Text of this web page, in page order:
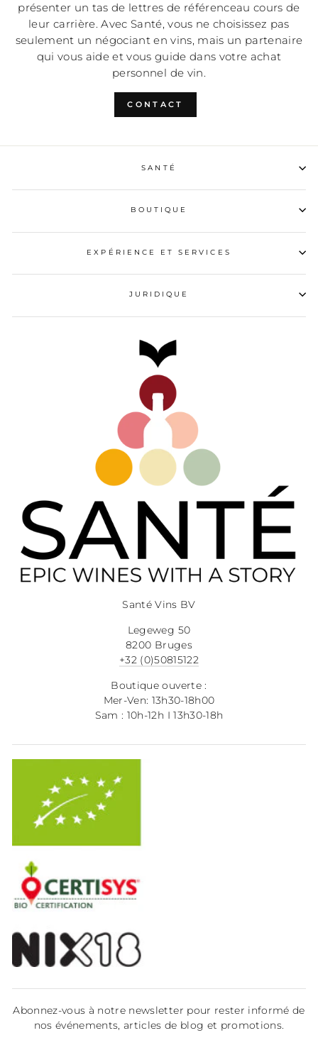
présenter un tas de lettres de référenceau cours de
leur carrière. Avec Santé, vous ne choisissez pas
seulement un négociant en vins, mais un partenaire
qui vous aide et vous guide dans votre achat
personnel de vin.
CONTACT
SANTÉ
BOUTIQUE
EXPÉRIENCE ET SERVICES
JURIDIQUE
Santé Vins BV
Legeweg 50
8200 Bruges
+32 (0)50815122
Boutique ouverte :
Mer-Ven: 13h30-18h00
Sam : 10h-12h I 13h30-18h
Abonnez-vous à notre newsletter pour rester informé de
nos événements, articles de blog et promotions.